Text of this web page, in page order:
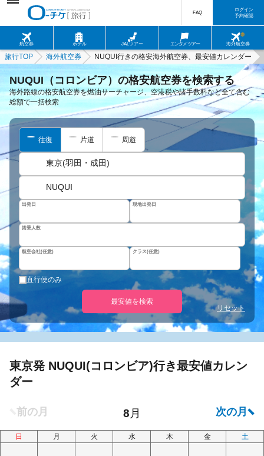
航空券 ホテル JALツアー エンタメツアー 海外航空券
FAQ
ログイン
予約確認
旅行TOP 海外航空券 NUQUI行きの格安海外航空券、最安値カレンダー
NUQUI（コロンビア）の格安航空券を検索する
海外路線の格安航空券を燃油サーチャージ、空港税や諸手数料など全て含む
総額で一括検索
往復 片道 周遊
東京(羽田・成田)
NUQUI
出発日 現地出発日
搭乗人数
航空会社(任意) クラス(任意)
直行便のみ
最安値を検索
リセット
東京発 NUQUI(コロンビア)行き最安値カレン
ダー
日 月 火 水 木 金 土